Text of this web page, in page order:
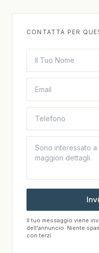
CONTATTA PER
Il tuo messaggio viene
dell'annuncio. Niente
con terzi.